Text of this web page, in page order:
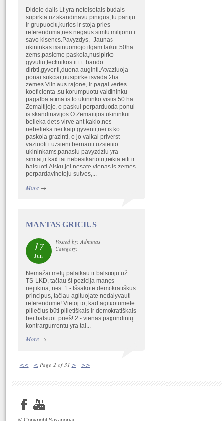
Didele dalis Lt yra neteisetais budais
supirkta uz skandinavu pinigus, tu partiju
ir grupuociu,kurios ir stoja pries
referenduma,nes negaus simtu milijonu i
savo kisenes.Pavyzdys,- Jaunas
ukininkas issinuomojo ilgam laikui 50ha
zems,pasieme paskola,nusipirko
gyvuliu,technikos it t.t. bando
dirbti,gyventi,duona auginti.Atvaziuoja
ponai sukciai,nusipirke isvada 2ha
zemes Vilniaus rajone, ir pagal vertes
koeficienta ,su korumpuotu valdininku
pagalba atima is to ukininko visus 50 ha
Zemaitijoje, o paskui perparduoda ponui
is skandinavijos.O Zemaitijos ukininkui
belieka detis virve ant kaklo,nes
nebelieka nei kaip gyventi,nei is ko
paskola grazinti, o jo vaikai priverst
vaziuoti i uzsieni bernauti uzsienio
ukininkams.panasiu pavyzdziu yra
simtai,ir kad tai nebesikartotu,reikia eiti ir
balsuoti.Aisku,jei nesate vienas is zemes
perpardavinetoju sutves,...
More→
MANTAS GRICIUS
17
Jun
Posted by: Adminas
Category:
Nemažai metų palaikau ir balsuoju už
TS-LKD, tačiau ši pozicija manęs
neįtikina, nes: 1 - Išsakote demokratiškus
principus, tačiau agituojate nedalyvauti
referendume! Vietoj to, kad agituotumėte
piliečius būti pilietiškais ir demokratiškais
bei balsuoti prieš! 2 - vienas pagrindinių
kontrargumentų yra tai...
More→
<< < Page 2 of 31 > >>
© Copyright Savanoriai